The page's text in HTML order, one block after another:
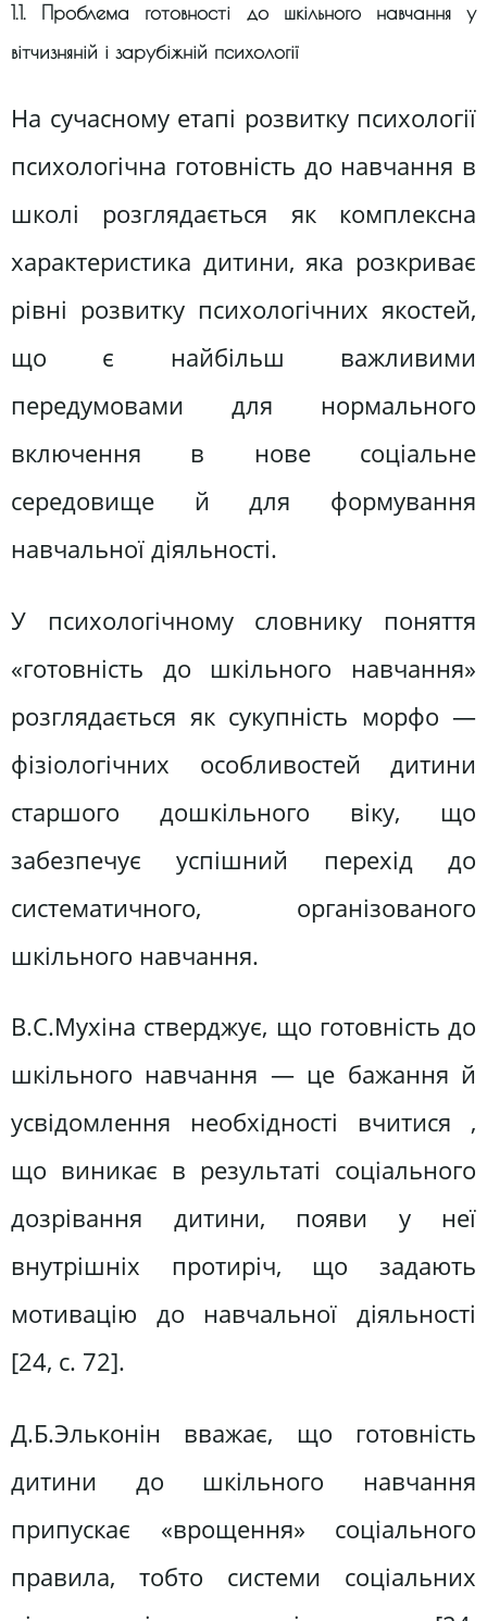
1.1. Проблема готовності до шкільного навчання у
вітчизняній і зарубіжній психології
На сучасному етапі розвитку психології
психологічна готовність до навчання в
школі розглядається як комплексна
характеристика дитини, яка розкриває
рівні розвитку психологічних якостей,
що є найбільш важливими
передумовами для нормального
включення в нове соціальне
середовище й для формування
навчальної діяльності.
У психологічному словнику поняття
«готовність до шкільного навчання»
розглядається як сукупність морфо —
фізіологічних особливостей дитини
старшого дошкільного віку, що
забезпечує успішний перехід до
систематичного, організованого
шкільного навчання.
В.С.Мухіна стверджує, що готовність до
шкільного навчання — це бажання й
усвідомлення необхідності вчитися ,
що виникає в результаті соціального
дозрівання дитини, появи у неї
внутрішніх протиріч, що задають
мотивацію до навчальної діяльності
[24, с. 72].
Д.Б.Эльконін вважає, що готовність
дитини до шкільного навчання
припускає «врощення» соціального
правила, тобто системи соціальних